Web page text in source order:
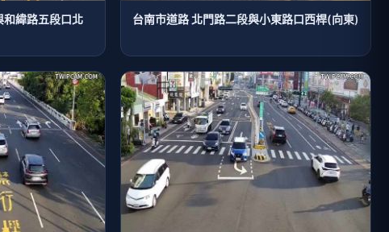
和緯路五段口北
台南市道路 北門路二段與小東路口西桿(向東)